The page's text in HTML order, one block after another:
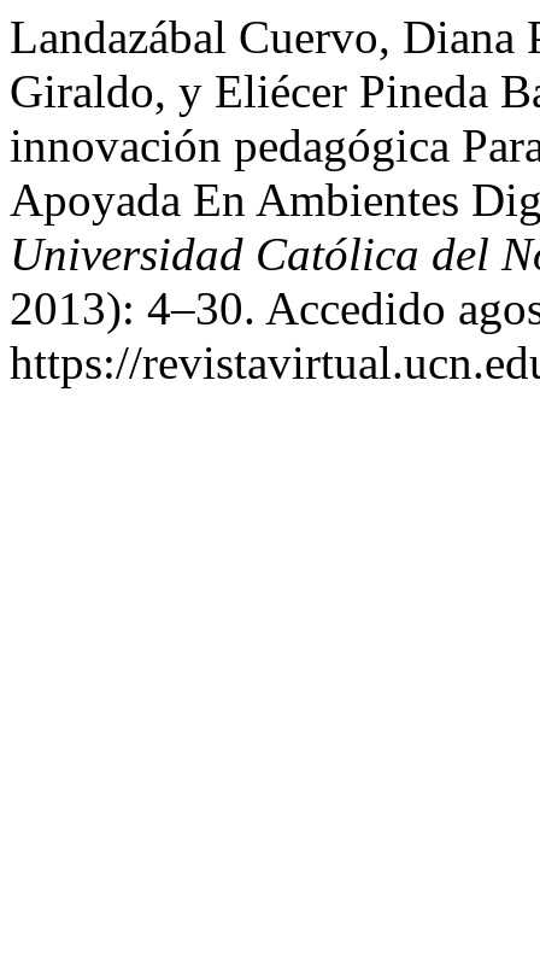
Landazábal Cuervo, Diana
Giraldo, y Eliécer Pineda
innovación pedagógica
Apoyada En Ambientes
Universidad Católica del
2013): 4–30. Accedido
https://